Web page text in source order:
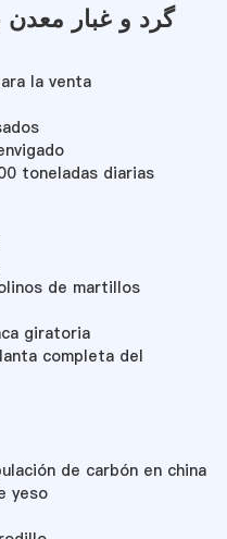
گرد و غبار معدن
la venta
toneladas diarias
de martillos
giratoria
completa del
de carbón en china
yeso